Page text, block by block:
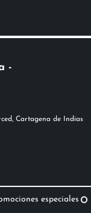
-
Cartagena de Indias
especiales